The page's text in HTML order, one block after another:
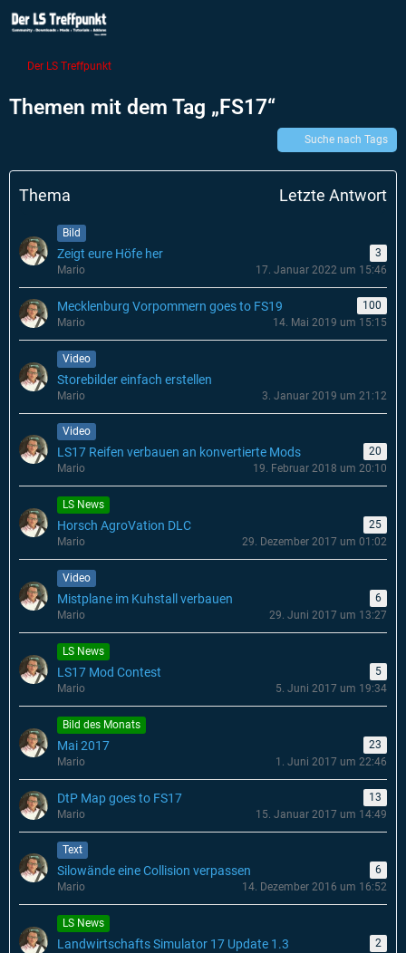
Der LS Treffpunkt
Themen mit dem Tag „FS17“
Suche nach Tags
Thema Letzte Antwort
Bild
Zeigt eure Höfe her
3
Mario
17. Januar 2022 um 15:46
Mecklenburg Vorpommern goes to FS19
100
Mario
14. Mai 2019 um 15:15
Video
Storebilder einfach erstellen
Mario 3. Januar 2019 um 21:12
Video
LS17 Reifen verbauen an konvertierte Mods
20
Mario
19. Februar 2018 um 20:10
LS News
Horsch AgroVation DLC
25
Mario
29. Dezember 2017 um 01:02
Video
Mistplane im Kuhstall verbauen
6
Mario
29. Juni 2017 um 13:27
LS News
LS17 Mod Contest
5
Mario
5. Juni 2017 um 19:34
Bild des Monats
Mai 2017
23
Mario
1. Juni 2017 um 22:46
DtP Map goes to FS17
13
Mario
15. Januar 2017 um 14:49
Text
Silowände eine Collision verpassen
6
Mario
14. Dezember 2016 um 16:52
LS News
Landwirtschafts Simulator 17 Update 1.3
2